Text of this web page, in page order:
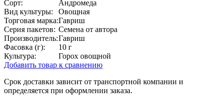
Сорт:
Андромеда
Вид культуры:
Овощная
Торговая марка:Гавриш
Серия пакетов: Семена от автора
Производитель:Гавриш
Фасовка (г):
10 г
Культура:
Горох овощной
Добавить товар к сравнению
Срок доставки зависит от транспортной компании и
определяется при оформлении заказа.